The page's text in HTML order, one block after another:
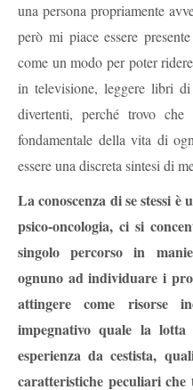
una persona propriamente
però mi piace essere
come un modo per poter
in televisione, leggere libri
divertenti, perché trovo che
fondamentale della vita di
essere una discreta sintesi di
La conoscenza di se stessi è
psico-oncologia, ci si
singolo percorso in
ognuno ad individuare i
attingere come risorse
impegnativo quale la
esperienza da cestista,
caratteristiche peculiari